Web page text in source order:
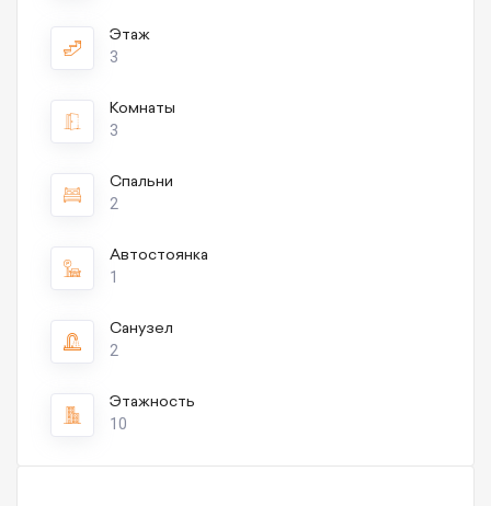
Этаж
3
Комнаты
3
Спальни
2
Автостоянка
1
Санузел
2
Этажность
10